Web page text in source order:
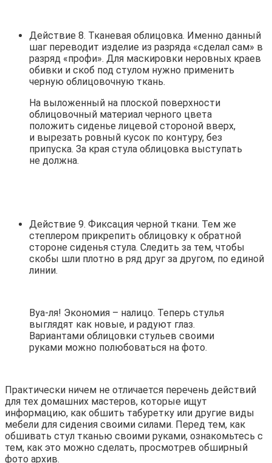
Действие 8. Тканевая облицовка. Именно данный
шаг переводит изделие из разряда «сделал сам» в
разряд «профи». Для маскировки неровных краев
обивки и скоб под стулом нужно применить
черную облицовочную ткань.
На выложенный на плоской поверхности
облицовочный материал черного цвета
положить сиденье лицевой стороной вверх,
и вырезать ровный кусок по контуру, без
припуска. За края стула облицовка выступать
не должна.
Действие 9. Фиксация черной ткани. Тем же
степлером прикрепить облицовку к обратной
стороне сиденья стула. Следить за тем, чтобы
скобы шли плотно в ряд друг за другом, по единой
линии.
Вуа-ля! Экономия – налицо. Теперь стулья
выглядят как новые, и радуют глаз.
Вариантами облицовки стульев своими
руками можно полюбоваться на фото.
Практически ничем не отличается перечень действий
для тех домашних мастеров, которые ищут
информацию, как обшить табуретку или другие виды
мебели для сидения своими силами. Перед тем, как
обшивать стул тканью своими руками, ознакомьтесь с
тем, как это можно сделать, просмотрев обширный
фото архив.